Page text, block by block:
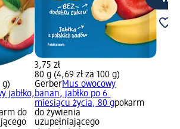
g)
jabłko,
do
3,75 zł
80 g (4,69 zł za 100 g)
GerberMus owocowy
banan, jabłko po 6.
miesiącu życia, 80 gpokarm
do żywienia
uzupełniającego